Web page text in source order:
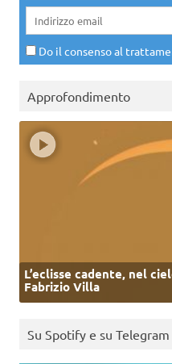
Do il consenso al
Approfondimento
L’eclisse cadente, nel
Fabrizio Villa
Su Spotify e su Telegram